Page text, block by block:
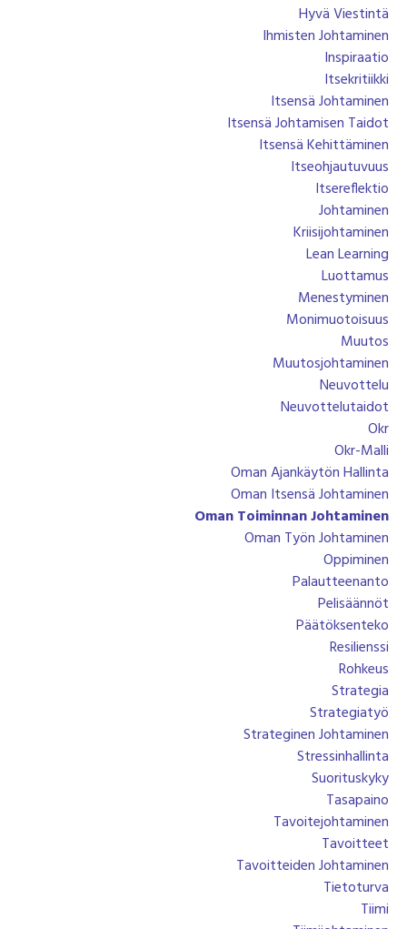
Hyvä Viestintä
Ihmisten Johtaminen
Inspiraatio
Itsekritiikki
Itsensä Johtaminen
Itsensä Johtamisen Taidot
Itsensä Kehittäminen
Itseohjautuvuus
Itsereflektio
Johtaminen
Kriisijohtaminen
Lean Learning
Luottamus
Menestyminen
Monimuotoisuus
Muutos
Muutosjohtaminen
Neuvottelu
Neuvottelutaidot
Okr
Okr-Malli
Oman Ajankäytön Hallinta
Oman Itsensä Johtaminen
Oman Toiminnan Johtaminen
Oman Työn Johtaminen
Oppiminen
Palautteenanto
Pelisäännöt
Päätöksenteko
Resilienssi
Rohkeus
Strategia
Strategiatyö
Strateginen Johtaminen
Stressinhallinta
Suorituskyky
Tasapaino
Tavoitejohtaminen
Tavoitteet
Tavoitteiden Johtaminen
Tietoturva
Tiimi